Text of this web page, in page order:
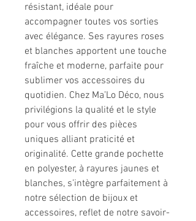
résistant, idéale pour
accompagner toutes vos sorties
avec élégance. Ses rayures roses
et blanches apportent une touche
fraîche et moderne, parfaite pour
sublimer vos accessoires du
quotidien. Chez Ma’Lo Déco, nous
privilégions la qualité et le style
pour vous offrir des pièces
uniques alliant praticité et
originalité. Cette grande pochette
en polyester, à rayures jaunes et
blanches, s’intègre parfaitement à
notre sélection de bijoux et
accessoires, reflet de notre savoir-